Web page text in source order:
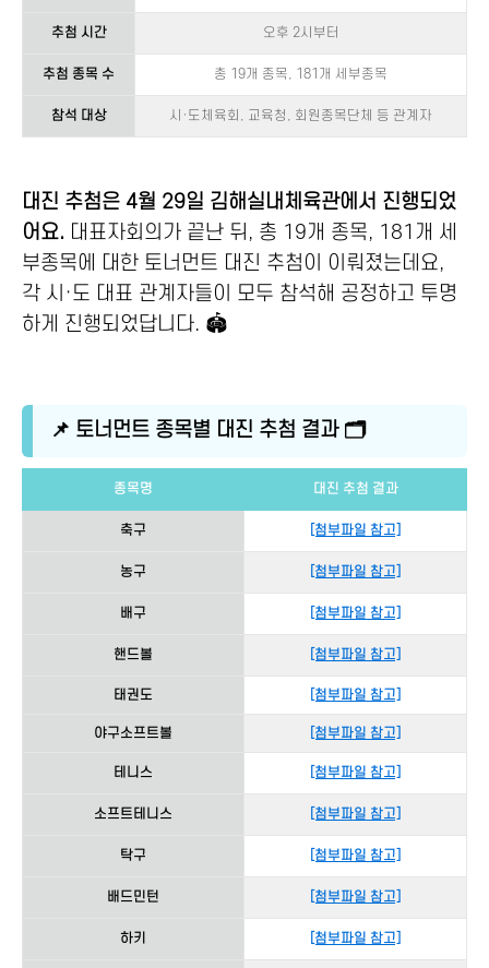
추첨 시간 오후 2시부터
추첨 종목 수 총 19개 종목, 181개 세부종목
참석 대상 시·도체육회, 교육청, 회원종목단체 등 관계자
대진 추첨은 4월 29일 김해실내체육관에서 진행되었
어요. 대표자회의가 끝난 뒤, 총 19개 종목, 181개 세
부종목에 대한 토너먼트 대진 추첨이 이뤄졌는데요,
각 시·도 대표 관계자들이 모두 참석해 공정하고 투명
하게 진행되었답니다. 🏟️
📌 토너먼트 종목별 대진 추첨 결과 🗂️
종목명 대진 추첨 결과
축구 [첨부파일 참고]
농구 [첨부파일 참고]
배구 [첨부파일 참고]
핸드볼 [첨부파일 참고]
태권도 [첨부파일 참고]
야구소프트볼 [첨부파일 참고]
테니스 [첨부파일 참고]
소프트테니스 [첨부파일 참고]
탁구 [첨부파일 참고]
배드민턴 [첨부파일 참고]
하키 [첨부파일 참고]